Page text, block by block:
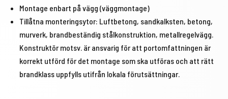
Montage enbart på vägg (väggmontage)
Tillåtna monteringsytor: Luftbetong, sandkalksten, betong,
murverk, brandbeständig stålkonstruktion, metallregelvägg.
Konstruktör motsv. är ansvarig för att portomfattningen är
korrekt utförd för det montage som ska utföras och att rätt
brandklass uppfylls utifrån lokala förutsättningar.